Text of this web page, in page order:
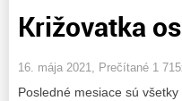
Križovatka
16. mája 2021, Prečítané 1
Posledné mesiace sú